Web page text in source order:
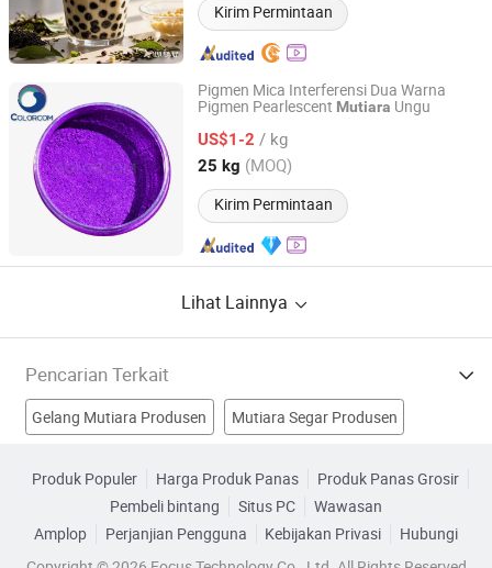
Kirim Permintaan
Pigmen Mica Interferensi Dua Warna
Pigmen Pearlescent Mutiara Ungu
US$1-2 / kg
25 kg (MOQ)
Kirim Permintaan
COLORCOM LTD.
Zhejiang, China Harga mulai 2023
Lihat Lainnya
Pencarian Terkait
Gelang Mutiara Produsen Mutiara Segar Produsen
Perhiasan Mutiara Air Tawar Pabrik Rantai Mutiara Pabrik
Produk Populer Harga Produk Panas
Produk Panas Grosir
Pembeli bintang
Situs PC
Wawasan
Amplop
Perjanjian Pengguna Kebijakan Privasi
Hubungi